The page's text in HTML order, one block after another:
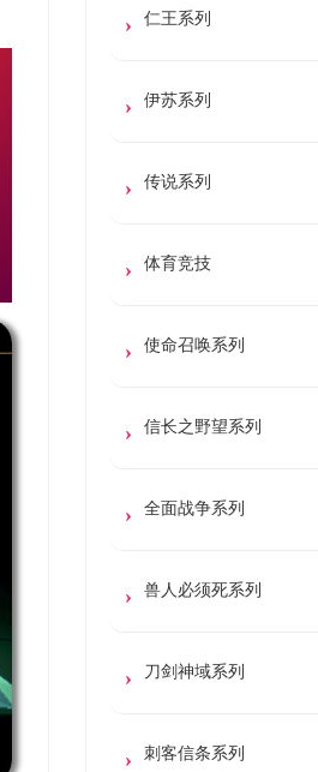
仁王系列
伊苏系列
传说系列
体育竞技
使命召唤系列
信长之野望系列
全面战争系列
兽人必须死系列
刀剑神域系列
刺客信条系列